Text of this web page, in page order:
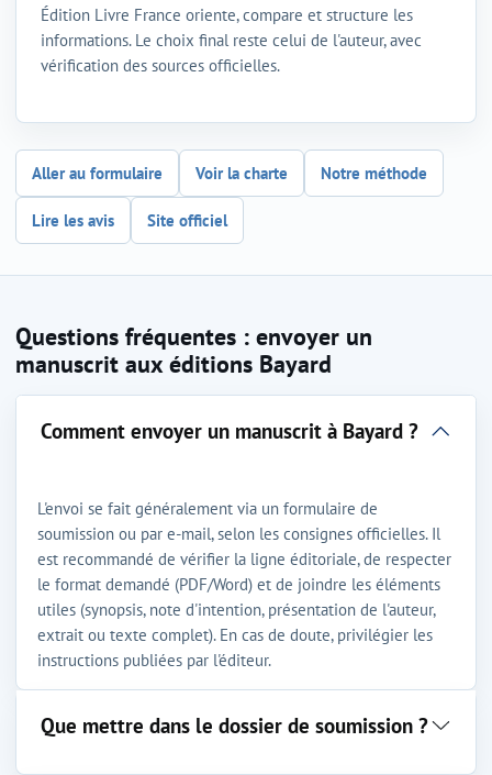
Édition Livre France oriente, compare et structure les
informations. Le choix final reste celui de l'auteur, avec
vérification des sources officielles.
Aller au formulaire Voir la charte Notre méthode
Lire les avis Site officiel
Questions fréquentes : envoyer un
manuscrit aux éditions Bayard
Comment envoyer un manuscrit à Bayard ?
L'envoi se fait généralement via un formulaire de
soumission ou par e-mail, selon les consignes officielles. Il
est recommandé de vérifier la ligne éditoriale, de respecter
le format demandé (PDF/Word) et de joindre les éléments
utiles (synopsis, note d'intention, présentation de l'auteur,
extrait ou texte complet). En cas de doute, privilégier les
instructions publiées par l'éditeur.
Que mettre dans le dossier de soumission ?